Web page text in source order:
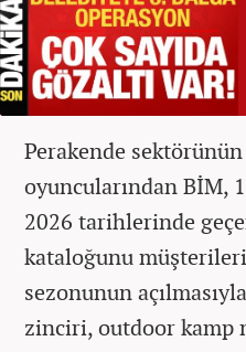
Perakende
oyuncularından BİM,
2026 tarihlerinde
kataloğunu
sezonunun
zinciri, outdoor kamp